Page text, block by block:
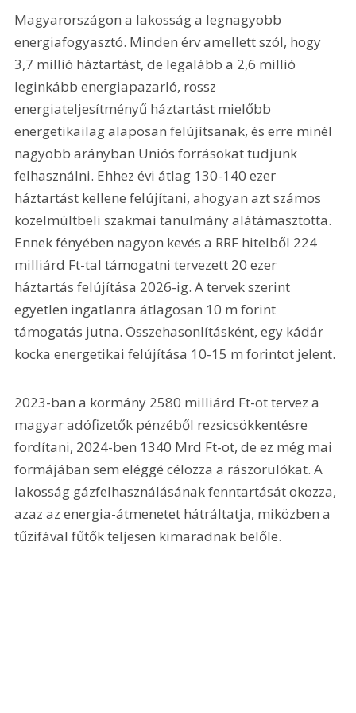
Magyarországon a lakosság a legnagyobb
energiafogyasztó. Minden érv amellett szól, hogy
3,7 millió háztartást, de legalább a 2,6 millió
leginkább energiapazarló, rossz
energiateljesítményű háztartást mielőbb
energetikailag alaposan felújítsanak, és erre minél
nagyobb arányban Uniós forrásokat tudjunk
felhasználni. Ehhez évi átlag 130-140 ezer
háztartást kellene felújítani, ahogyan azt számos
közelmúltbeli szakmai tanulmány alátámasztotta.
Ennek fényében nagyon kevés a RRF hitelből 224
milliárd Ft-tal támogatni tervezett 20 ezer
háztartás felújítása 2026-ig. A tervek szerint
egyetlen ingatlanra átlagosan 10 m forint
támogatás jutna. Összehasonlításként, egy kádár
kocka energetikai felújítása 10-15 m forintot jelent.
2023-ban a kormány 2580 milliárd Ft-ot tervez a
magyar adófizetők pénzéből rezsicsökkentésre
fordítani, 2024-ben 1340 Mrd Ft-ot, de ez még mai
formájában sem eléggé célozza a rászorulókat. A
lakosság gázfelhasználásának fenntartását okozza,
azaz az energia-átmenetet hátráltatja, miközben a
tűzifával fűtők teljesen kimaradnak belőle.